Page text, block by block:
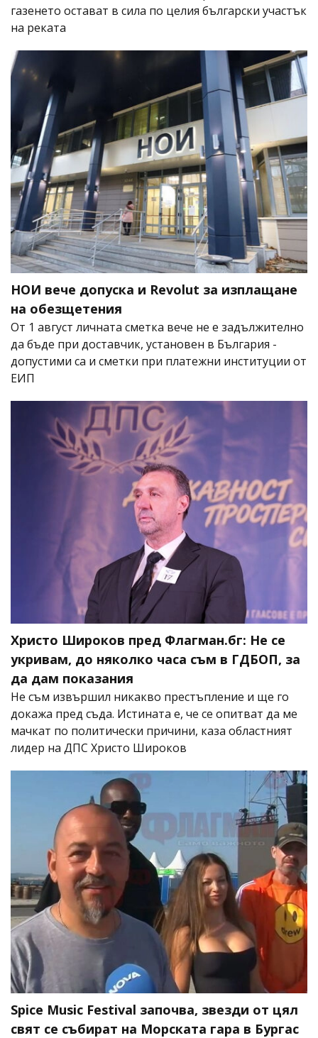
газенето остават в сила по целия български участък
на реката
НОИ вече допуска и Revolut за изплащане
на обезщетения
От 1 август личната сметка вече не е задължително
да бъде при доставчик, установен в България -
допустими са и сметки при платежни институции от
ЕИП
Христо Широков пред Флагман.бг: Не се
укривам, до няколко часа съм в ГДБОП, за
да дам показания
Не съм извършил никакво престъпление и ще го
докажа пред съда. Истината е, че се опитват да ме
мачкат по политически причини, каза областният
лидер на ДПС Христо Широков
Spice Music Festival започва, звезди от цял
свят се събират на Морската гара в Бургас